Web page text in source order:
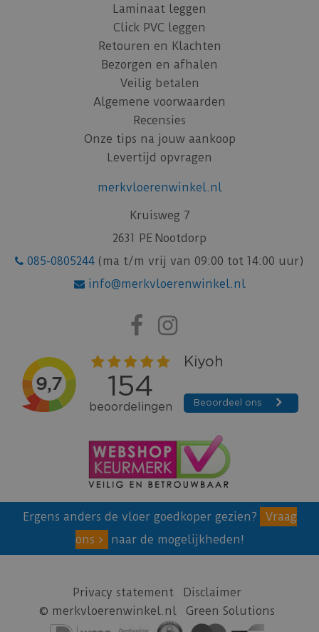
Laminaat leggen
Click PVC leggen
Retouren en Klachten
Bezorgen en afhalen
Veilig betalen
Algemene voorwaarden
Recensies
Onze tips na jouw aankoop
Levertijd opvragen
merkvloerenwinkel.nl
Kruisweg 7
2631 PE Nootdorp
085-0805244 (ma t/m vrij van 09:00 tot 14:00 uur)
info@merkvloerenwinkel.nl
Ergens anders de vloer goedkoper gezien?
Vraag
ons
naar de mogelijkheden!
Privacy statement
Disclaimer
© merkvloerenwinkel.nl
Green Solutions